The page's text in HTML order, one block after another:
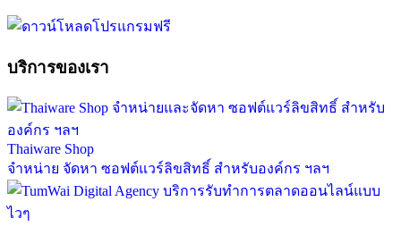
บริการของเรา
Thaiware Shop
จำหน่าย จัดหา ซอฟต์แวร์ลิขสิทธิ์ สำหรับองค์กร ฯลฯ